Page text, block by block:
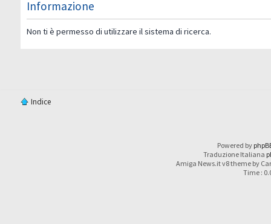
Informazione
Non ti è permesso di utilizzare il sistema di ricerca.
Indice
Powered by
Traduzione Italiana
Amiga News.it v8 theme by
Time :